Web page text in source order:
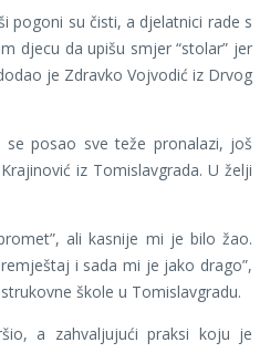
pogoni su čisti, a djelatnici rade s
djecu da upišu smjer “stolar” jer
je Zdravko Vojvodić iz Drvog
posao sve teže pronalazi, još
iz Tomislavgrada. U želji
ali kasnije mi je bilo žao.
i sada mi je jako drago”,
škole u Tomislavgradu.
a zahvaljujući praksi koju je